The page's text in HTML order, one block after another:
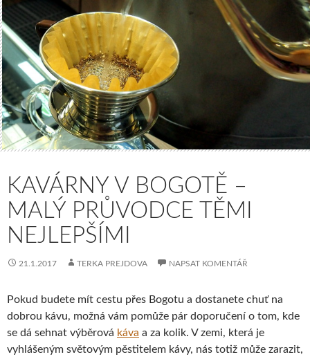
KAVÁRNY V BOGOTĚ –
MALÝ PRŮVODCE TĚMI
NEJLEPŠÍMI
21.1.2017 TERKA PREJDOVA NAPSAT KOMENTÁŘ
Pokud budete mít cestu přes Bogotu a dostanete chuť na
dobrou kávu, možná vám pomůže pár doporučení o tom, kde
se dá sehnat výběrová káva a za kolik. V zemi, která je
vyhlášeným světovým pěstitelem kávy, nás totiž může zarazit,